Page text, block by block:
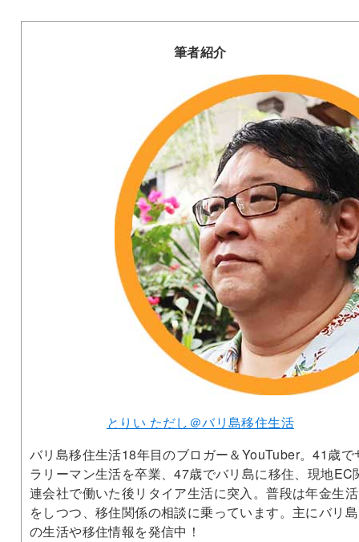
筆者紹介
とりい ただし＠バリ島移住生活
バリ島移住生活18年目のブロガー＆YouTuber。41歳で
ラリーマン生活を卒業、47歳でバリ島に移住、現地EC
連会社で働いた後リタイア生活に突入。普段は年金生活
をしつつ、移住関係の相談に乗っています。主にバリ島
の生活や移住情報を発信中！